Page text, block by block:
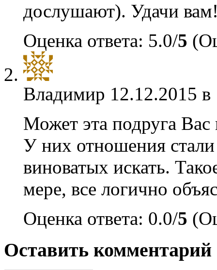
дослушают). Удачи
Оценка ответа: 5.0/5
Владимир 12.12.2015
Может эта подруга
У них отношения стали
виноватых искать.
мере, все логично
Оценка ответа: 0.0/5
Оставить комментарий